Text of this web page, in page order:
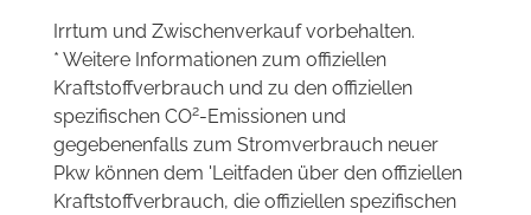
Irrtum und Zwischenverkauf vorbehalten.
* Weitere Informationen zum offiziellen
Kraftstoffverbrauch und zu den offiziellen
spezifischen CO2-Emissionen und
gegebenenfalls zum Stromverbrauch neuer
Pkw können dem 'Leitfaden über den offiziellen
Kraftstoffverbrauch, die offiziellen spezifischen